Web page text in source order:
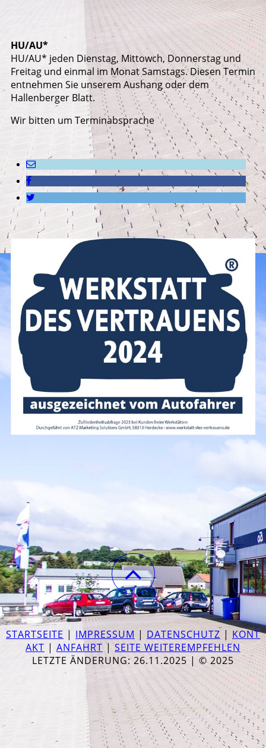
HU/AU*
HU/AU* jeden Dienstag, Mittowch, Donnerstag und
Freitag und einmal im Monat Samstags. Diesen Termin
entnehmen Sie unserem Aushang oder dem
Hallenberger Blatt.
Wir bitten um Terminabsprache
STARTSEITE | IMPRESSUM | DATENSCHUTZ | KONT
AKT | ANFAHRT |SEITE WEITEREMPFEHLEN
LETZTE ÄNDERUNG: 26.11.2025 | © 2025